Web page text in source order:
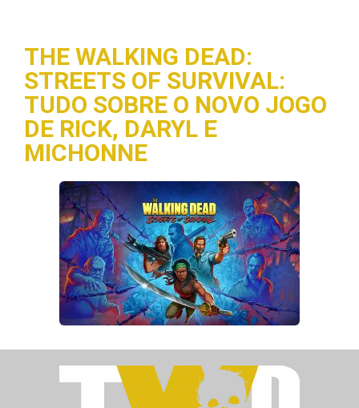
THE WALKING DEAD:
STREETS OF SURVIVAL:
TUDO SOBRE O NOVO JOGO
DE RICK, DARYL E
MICHONNE